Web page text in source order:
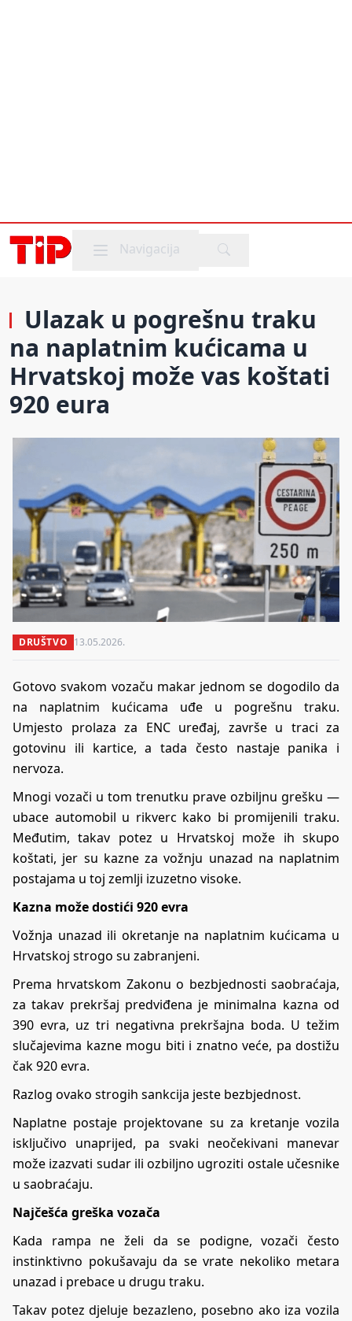
Mobile menu
Navigacija
Ulazak u pogrešnu traku
na naplatnim kućicama u
Hrvatskoj može vas koštati
920 eura
DRUŠTVO 13.05.2026.
Gotovo svakom vozaču makar jednom se dogodilo da
na naplatnim kućicama uđe u pogrešnu traku.
Umjesto prolaza za ENC uređaj, završe u traci za
gotovinu ili kartice, a tada često nastaje panika i
nervoza.
Mnogi vozači u tom trenutku prave ozbiljnu grešku —
ubace automobil u rikverc kako bi promijenili traku.
Međutim, takav potez u Hrvatskoj može ih skupo
koštati, jer su kazne za vožnju unazad na naplatnim
postajama u toj zemlji izuzetno visoke.
Kazna može dostići 920 evra
Vožnja unazad ili okretanje na naplatnim kućicama u
Hrvatskoj strogo su zabranjeni.
Prema hrvatskom Zakonu o bezbjednosti saobraćaja,
za takav prekršaj predviđena je minimalna kazna od
390 evra, uz tri negativna prekršajna boda. U težim
slučajevima kazne mogu biti i znatno veće, pa dostižu
čak 920 evra.
Razlog ovako strogih sankcija jeste bezbjednost.
Naplatne postaje projektovane su za kretanje vozila
isključivo unaprijed, pa svaki neočekivani manevar
može izazvati sudar ili ozbiljno ugroziti ostale učesnike
u saobraćaju.
Najčešća greška vozača
Kada rampa ne želi da se podigne, vozači često
instinktivno pokušavaju da se vrate nekoliko metara
unazad i prebace u drugu traku.
Takav potez djeluje bezazleno, posebno ako iza vozila